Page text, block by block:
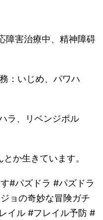
障害治療中、精神障碍
：いじめ、パワハ
ラ、リベンジポル
か生きています。
#パズドラ #パズドラ
ョの奇妙な冒険ガチ
イル #フレイル予防 #